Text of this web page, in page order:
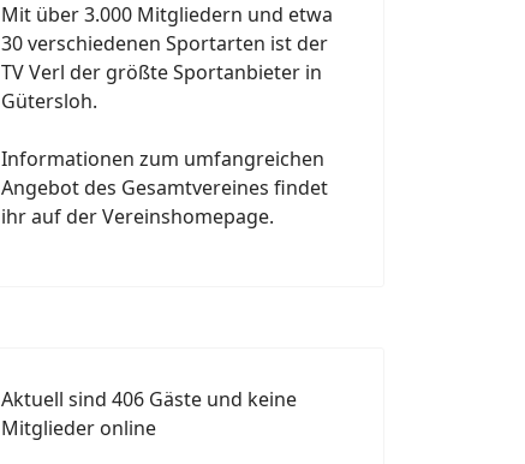
Mit über 3.000 Mitgliedern und etwa
30 verschiedenen Sportarten ist der
TV Verl der größte Sportanbieter in
Gütersloh.
Informationen zum umfangreichen
Angebot des Gesamtvereines findet
ihr auf der Vereinshomepage.
Aktuell sind 406 Gäste und keine
Mitglieder online